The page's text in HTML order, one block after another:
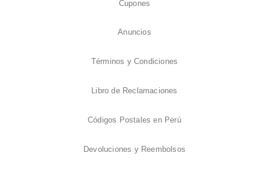
Cupones
Anuncios
Términos y Condiciones
Libro de Reclamaciones
Códigos Postales en Perú
Devoluciones y Reembolsos